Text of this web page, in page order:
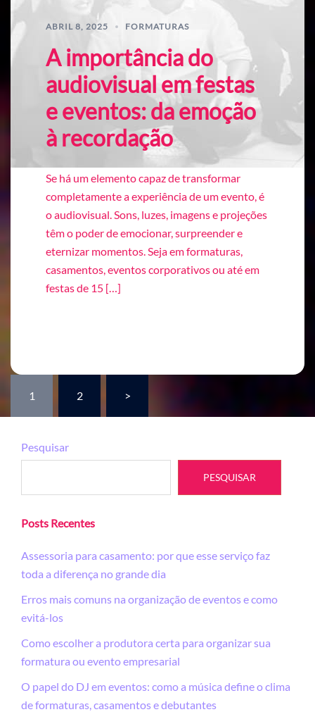
ABRIL 8, 2025 FORMATURAS
A importância do
audiovisual em festas
e eventos: da emoção
à recordação
Se há um elemento capaz de transformar
completamente a experiência de um evento, é
o audiovisual. Sons, luzes, imagens e projeções
têm o poder de emocionar, surpreender e
eternizar momentos. Seja em formaturas,
casamentos, eventos corporativos ou até em
festas de 15 […]
posts
1 2 >
Pesquisar
PESQUISAR
Posts Recentes
Assessoria para casamento: por que esse serviço faz
toda a diferença no grande dia
Erros mais comuns na organização de eventos e como
evitá-los
Como escolher a produtora certa para organizar sua
formatura ou evento empresarial
O papel do DJ em eventos: como a música define o clima
de formaturas, casamentos e debutantes